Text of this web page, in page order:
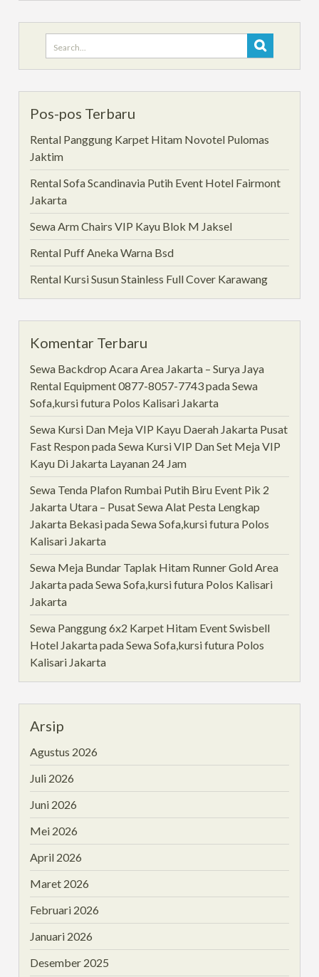
Search
for:
Pos-pos Terbaru
Rental Panggung Karpet Hitam Novotel Pulomas
Jaktim
Rental Sofa Scandinavia Putih Event Hotel Fairmont
Jakarta
Sewa Arm Chairs VIP Kayu Blok M Jaksel
Rental Puff Aneka Warna Bsd
Rental Kursi Susun Stainless Full Cover Karawang
Komentar Terbaru
Sewa Backdrop Acara Area Jakarta – Surya Jaya
Rental Equipment 0877-8057-7743padaSewa
Sofa,kursi futura Polos Kalisari Jakarta
Sewa Kursi Dan Meja VIP Kayu Daerah Jakarta Pusat
Fast ResponpadaSewa Kursi VIP Dan Set Meja VIP
Kayu Di Jakarta Layanan 24 Jam
Sewa Tenda Plafon Rumbai Putih Biru Event Pik 2
Jakarta Utara – Pusat Sewa Alat Pesta Lengkap
Jakarta BekasipadaSewa Sofa,kursi futura Polos
Kalisari Jakarta
Sewa Meja Bundar Taplak Hitam Runner Gold Area
JakartapadaSewa Sofa,kursi futura Polos Kalisari
Jakarta
Sewa Panggung 6x2 Karpet Hitam Event Swisbell
Hotel JakartapadaSewa Sofa,kursi futura Polos
Kalisari Jakarta
Arsip
Agustus 2026
Juli 2026
Juni 2026
Mei 2026
April 2026
Maret 2026
Februari 2026
Januari 2026
Desember 2025